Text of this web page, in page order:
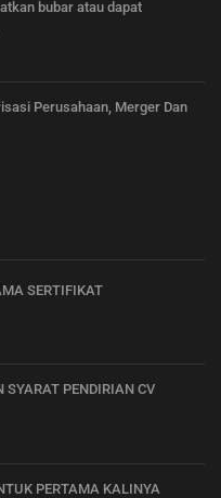
bubar atau dapat
Perusahaan, Merger Dan
SERTIFIKAT
SYARAT PENDIRIAN CV
PERTAMA KALINYA